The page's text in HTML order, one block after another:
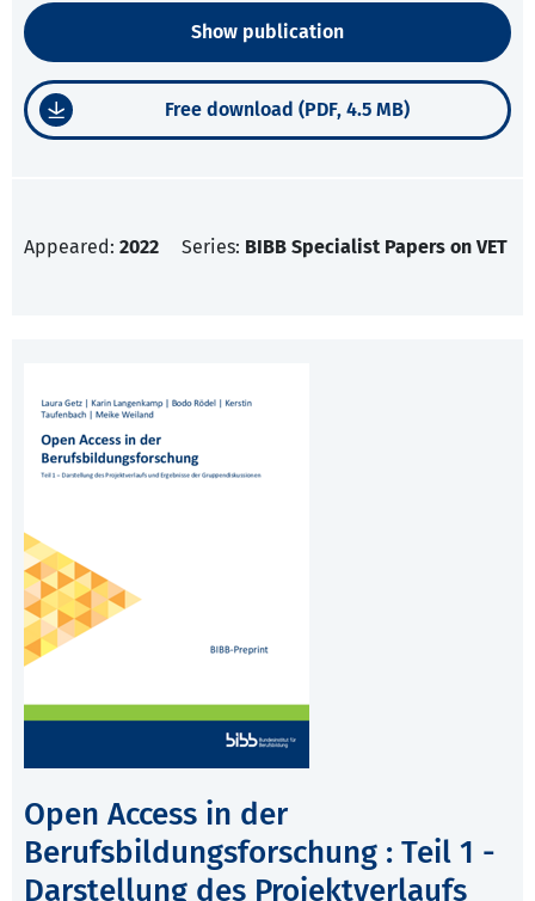
Show publication
Free download (PDF, 4.5 MB)
Appeared: 2022 Series: BIBB Specialist Papers on VET
Open Access in der
Berufsbildungsforschung : Teil 1 -
Darstellung des Projektverlaufs